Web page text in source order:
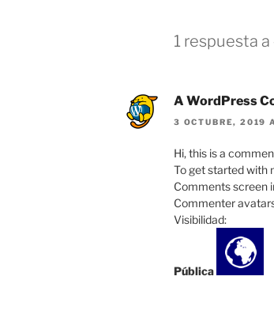
1 respuesta
A WordPress
3 OCTUBRE, 2019
Hi, this is a
To get started with
Comments screen
Commenter
Visibilidad:
Pública